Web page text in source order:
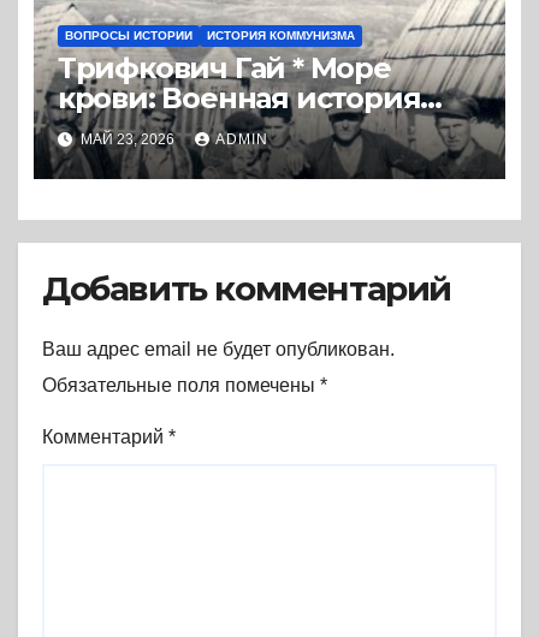
ВОПРОСЫ ИСТОРИИ ИСТОРИЯ КОММУНИЗМА
Трифкович Гай * Море
крови: Военная история
партизанского движения в
Югославии 1941–1945 (2022) *
Реферат книги
МАЙ 23, 2026 ADMIN
Добавить комментарий
Ваш адрес email не будет опубликован.
Обязательные поля помечены *
Комментарий *